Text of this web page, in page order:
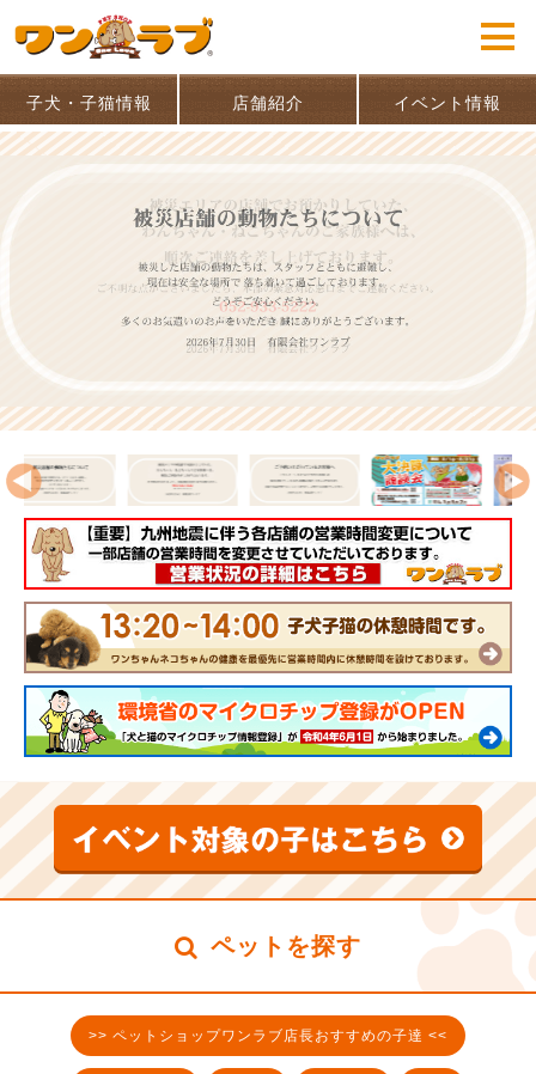
子犬・子猫情報 店舗紹介 イベント情報
ペットを探す
>> ペットショップワンラブ店長おすすめの子達 <<